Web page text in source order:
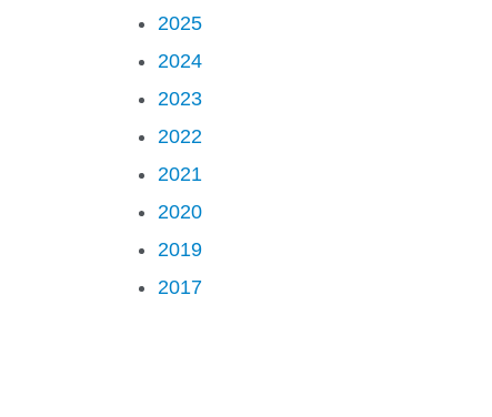
2025
2024
2023
2022
2021
2020
2019
2017